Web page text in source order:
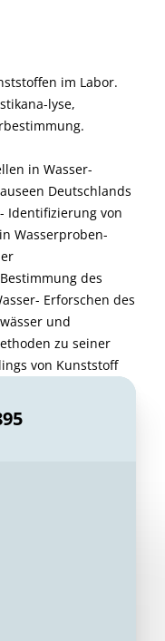
im Labor.
lyse,
in Wasser-
Deutschlands
Identifizierung von
Wasserproben-
des
Erforschen des
und
zu seiner
von Kunststoff